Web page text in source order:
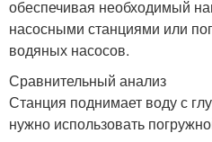
обеспечивая необходимый
насосными станциями или
водяных насосов.
Сравнительный анализ
Станция поднимает воду с
нужно использовать